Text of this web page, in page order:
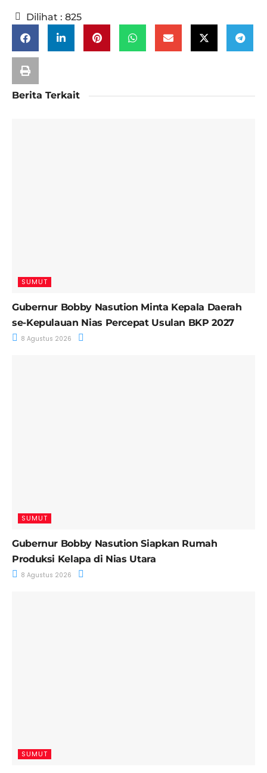
Dilihat : 825
Berita Terkait
SUMUT
Gubernur Bobby Nasution Minta Kepala Daerah
se-Kepulauan Nias Percepat Usulan BKP 2027
8 Agustus 2026
SUMUT
Gubernur Bobby Nasution Siapkan Rumah
Produksi Kelapa di Nias Utara
8 Agustus 2026
SUMUT